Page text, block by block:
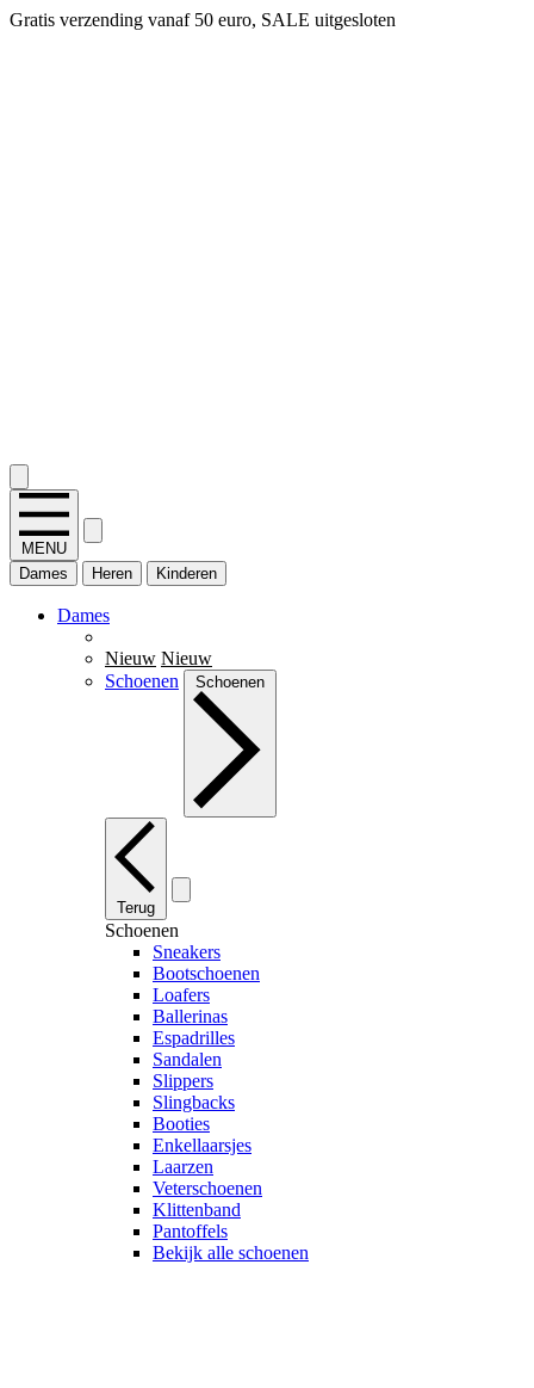
Gratis verzending vanaf 50 euro, SALE uitgesloten
MENU
Dames
Heren Kinderen
Dames
Nieuw Nieuw
Schoenen
Schoenen
Terug
Schoenen
Sneakers
Bootschoenen
Loafers
Ballerinas
Espadrilles
Sandalen
Slippers
Slingbacks
Booties
Enkellaarsjes
Laarzen
Veterschoenen
Klittenband
Pantoffels
Bekijk alle schoenen